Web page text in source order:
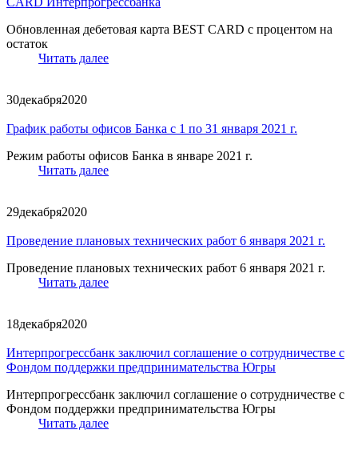
Обновленная дебетовая карта BEST CARD с процентом на
остаток
Читать далее
30декабря2020
График работы офисов Банка с 1 по 31 января 2021 г.
Режим работы офисов Банка в январе 2021 г.
Читать далее
29декабря2020
Проведение плановых технических работ 6 января 2021 г.
Проведение плановых технических работ 6 января 2021 г.
Читать далее
18декабря2020
Интерпрогрессбанк заключил соглашение о сотрудничестве с
Фондом поддержки предпринимательства Югры
Интерпрогрессбанк заключил соглашение о сотрудничестве с
Фондом поддержки предпринимательства Югры
Читать далее